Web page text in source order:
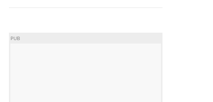
PUB